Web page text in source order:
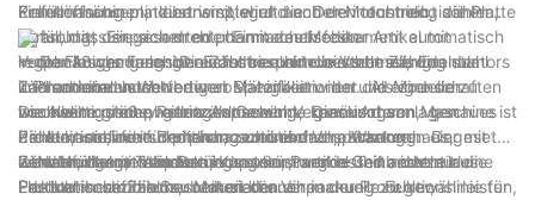
Krankenhäusern, ‌ lebensmittel und andere industrien, ‌ zählen, ‌
Abfüllung, ‌ Einpacken oder Einmachen fester Artikel mit
regelmäßiger Form. ‌ Die Zählmaschine besteht aus Edelstahl
und anderen hochwertigen Materialien. ‌ hat die eigenschaften
von kleine größe, ‌ geringes Gewicht, ‌ geräuscharm, ‌ genaues
Zählen, ‌ einfache Bedienung und einfache Wartung. ‌ Der mit
dem Medikament in Berührung kommende Teil besteht aus
Edelstahl. ‌ um die Sauberkeit der Verpackung zu gewährleisten,
Einfüllöffnung platziert wird, wird die ‌ Der Motor treibt die Platte
so an, dass sie sich dreht, damit das Medikament automatisch
in die Flasche gelangt. ‌ Es ist bequem und schnell, die
Zählscheibe verschiedener Spezifikationen und Modelle zu
wechseln. ‌ ohne weitere Anpassung. ‌ Diese Art von Maschine ist
die kleinste, ‌ fortschrittlich, ‌ schöne und sparsame
Zählabfüllung, ‌ Verpackungsausrüstung in China derzeit. ‌
Pelletmaschinenindustrie spiegelt auch den technologischen
Fortschritt der gesamten pharmazeutischen
Verpackungsmaschinenindustrie und die Verbesserung der
internationalen Wettbewerbsfähigkeit wider. ‌ Als eine der
hochwertigsten pharmazeutischen Verpackungsanlagen ‌
Pelletmaschine in der pharmazeutischen, ‌ Krankenhaus, ‌
lebensmittel und andere industrien, ‌ verbessert nicht nur die
Produktionseffizienz, ‌ reduziert auch manuelle Fehler, ‌
一:Der Anwendungsbereich des elektronischen Zählgranulators
1. Pharmaindustrie
Die elektronische Pelletzählmaschine kann in der
Produktionslinie für pharmazeutische Verpackungen eingesetzt
werden, damit Tabletten, Kapseln, Partikel und andere kleine
Partikel medizinischer Materialien eine
2. Nahrungsmittelindustrie
Elektronische Zählmaschinen können in der Produktionslinie für